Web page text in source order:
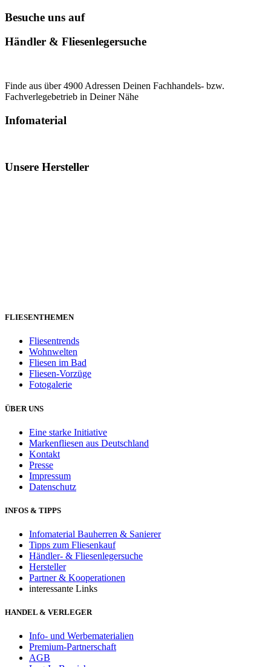
Besuche uns auf
Händler & Fliesenlegersuche
Finde aus über 4900 Adressen Deinen Fachhandels- bzw.
Fachverlegebetrieb in Deiner Nähe
Infomaterial
Unsere Hersteller
FLIESENTHEMEN
Fliesentrends
Wohnwelten
Fliesen im Bad
Fliesen-Vorzüge
Fotogalerie
ÜBER UNS
Eine starke Initiative
Markenfliesen aus Deutschland
Kontakt
Presse
Impressum
Datenschutz
INFOS & TIPPS
Infomaterial Bauherren & Sanierer
Tipps zum Fliesenkauf
Händler- & Fliesenlegersuche
Hersteller
Partner & Kooperationen
interessante Links
HANDEL & VERLEGER
Info- und Werbematerialien
Premium-Partnerschaft
AGB